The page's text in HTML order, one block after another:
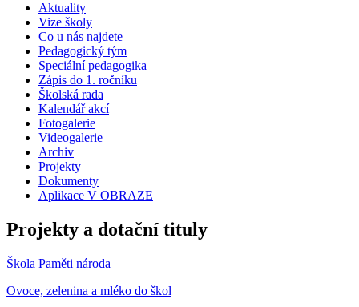
Aktuality
Vize školy
Co u nás najdete
Pedagogický tým
Speciální pedagogika
Zápis do 1. ročníku
Školská rada
Kalendář akcí
Fotogalerie
Videogalerie
Archiv
Projekty
Dokumenty
Aplikace V OBRAZE
Projekty a dotační tituly
Škola Paměti národa
Ovoce, zelenina a mléko do škol